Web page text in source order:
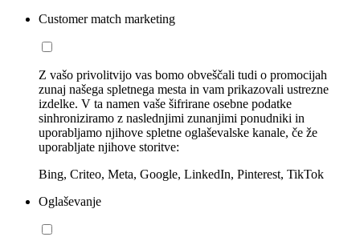
Customer match marketing
Z vašo privolitvijo vas bomo obveščali tudi o promocijah
zunaj našega spletnega mesta in vam prikazovali ustrezne
izdelke. V ta namen vaše šifrirane osebne podatke
sinhroniziramo z naslednjimi zunanjimi ponudniki in
uporabljamo njihove spletne oglaševalske kanale, če že
uporabljate njihove storitve:
Bing, Criteo, Meta, Google, LinkedIn, Pinterest, TikTok
Oglaševanje